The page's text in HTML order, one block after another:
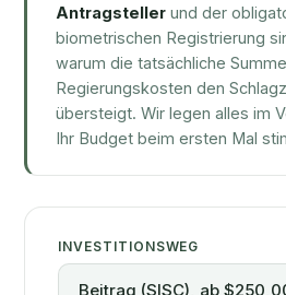
Antragsteller und der
biometrischen Registrierung
warum die tatsächliche
Regierungskosten den
übersteigt. Wir legen alles im
Ihr Budget beim ersten Mal
INVESTITIONSWEG